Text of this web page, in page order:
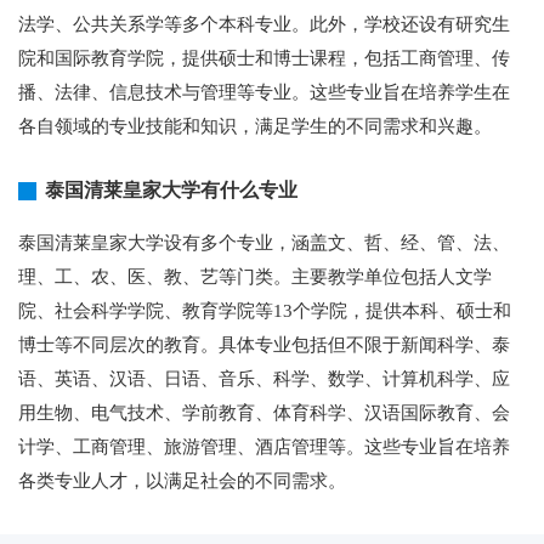
法学、公共关系学等多个本科专业。此外，学校还设有研究生
院和国际教育学院，提供硕士和博士课程，包括工商管理、传
播、法律、信息技术与管理等专业。这些专业旨在培养学生在
各自领域的专业技能和知识，满足学生的不同需求和兴趣。
泰国清莱皇家大学有什么专业
泰国清莱皇家大学设有多个专业，涵盖文、哲、经、管、法、
理、工、农、医、教、艺等门类。主要教学单位包括人文学
院、社会科学学院、教育学院等13个学院，提供本科、硕士和
博士等不同层次的教育。具体专业包括但不限于新闻科学、泰
语、英语、汉语、日语、音乐、科学、数学、计算机科学、应
用生物、电气技术、学前教育、体育科学、汉语国际教育、会
计学、工商管理、旅游管理、酒店管理等。这些专业旨在培养
各类专业人才，以满足社会的不同需求。